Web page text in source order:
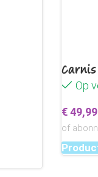
Op
€49,99
of